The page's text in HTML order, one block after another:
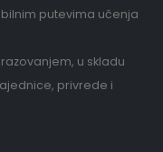
putevima učenja
u skladu
privrede i